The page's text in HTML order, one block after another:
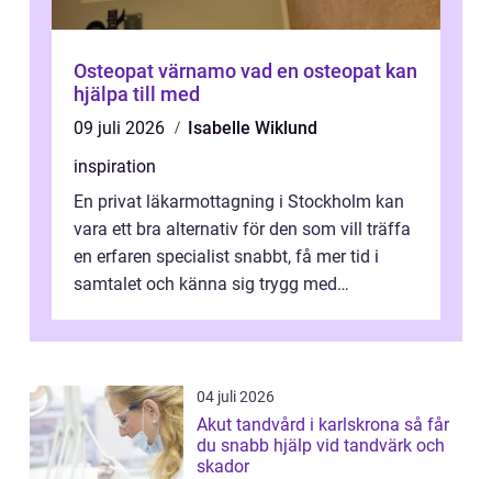
Osteopat värnamo vad en osteopat kan
hjälpa till med
09 juli 2026
Isabelle Wiklund
inspiration
En privat läkarmottagning i Stockholm kan
vara ett bra alternativ för den som vill träffa
en erfaren specialist snabbt, få mer tid i
samtalet och känna sig trygg med
04 juli 2026
Akut tandvård i karlskrona så får
du snabb hjälp vid tandvärk och
skador